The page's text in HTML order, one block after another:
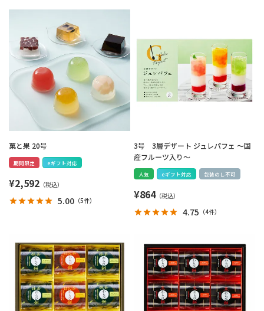
菓と果 20号
期間限定 eギフト対応
¥2,592
5.00 （5件）
3号 3層デザート ジュレパフェ ～国
産フルーツ入り～
人気 eギフト対応 包装のし不可
¥864
4.75 （4件）